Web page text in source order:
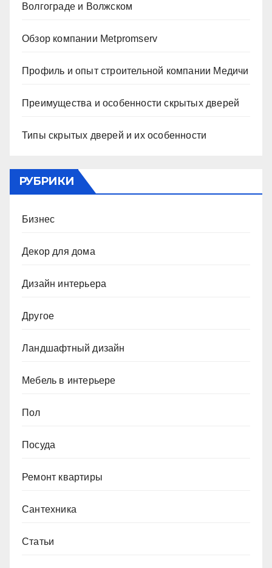
Волгограде и Волжском
Обзор компании Metpromserv
Профиль и опыт строительной компании Медичи
Преимущества и особенности скрытых дверей
Типы скрытых дверей и их особенности
РУБРИКИ
Бизнес
Декор для дома
Дизайн интерьера
Другое
Ландшафтный дизайн
Мебель в интерьере
Пол
Посуда
Ремонт квартиры
Сантехника
Статьи